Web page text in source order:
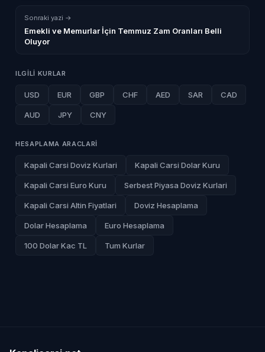
Sonraki yazi →
Emekli ve Memurlar İçin Temmuz Zam Oranları Belli
Oluyor
ILGILI KURLAR
USD EUR GBP CHF AED SAR CAD
AUD JPY CNY
HESAPLAMA ARACLARI
Kapali Carsi Doviz Kurlari Kapali Carsi Dolar Kuru
Kapali Carsi Euro Kuru Serbest Piyasa Doviz Kurlari
Kapali Carsi Altin Fiyatlari Doviz Hesaplama
Dolar Hesaplama Euro Hesaplama
100 Dolar Kac TL Tum Kurlar